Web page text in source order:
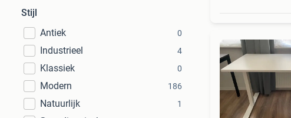
Stijl
Antiek
0
Industrieel 4
Klassiek 0
Modern 186
Natuurlijk 1